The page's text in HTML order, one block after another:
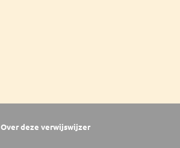
Over deze verwijswijzer